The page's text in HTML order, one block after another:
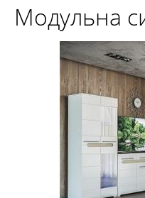
Модульна